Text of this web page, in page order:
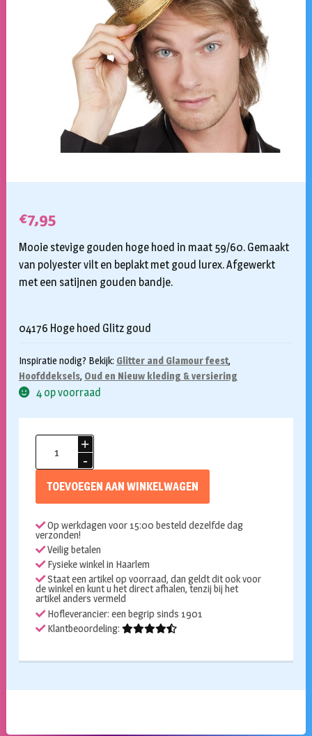
€7,95
Mooie stevige gouden hoge hoed in maat 59/60. Gemaakt
van polyester vilt en beplakt met goud lurex. Afgewerkt
met een satijnen gouden bandje.
04176 Hoge hoed Glitz goud
Inspiratie nodig? Bekijk: Glitter and Glamour feest,
Hoofddeksels, Oud en Nieuw kleding & versiering
4 op voorraad
hoed
TOEVOEGEN AAN WINKELWAGEN
Op werkdagen voor 15:00 besteld dezelfde dag
verzonden!
Veilig betalen
Fysieke winkel in Haarlem
Staat een artikel op voorraad, dan geldt dit ook voor
de winkel en kunt u het direct afhalen, tenzij bij het
artikel anders vermeld
Hofleverancier: een begrip sinds 1901
Klantbeoordeling: